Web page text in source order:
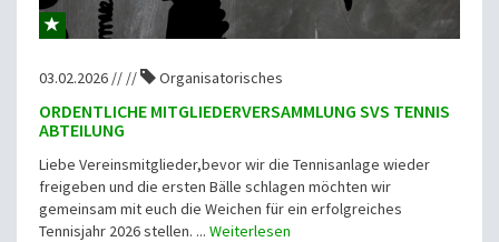
03.02.2026 // // Organisatorisches
ORDENTLICHE MITGLIEDERVERSAMMLUNG SVS TENNIS
ABTEILUNG
Liebe Vereinsmitglieder,bevor wir die Tennisanlage wieder
freigeben und die ersten Bälle schlagen möchten wir
gemeinsam mit euch die Weichen für ein erfolgreiches
Tennisjahr 2026 stellen. ... Weiterlesen